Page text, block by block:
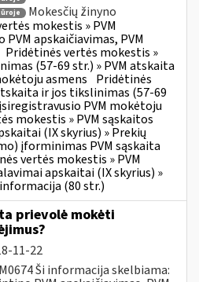
Mokesčių žinyno
mokestis » PVM
apskaičiavimas, PVM
Pridėtinės vertės mokestis »
(57-69 str.) » PVM atskaita
asmens Pridėtinės
ir jos tikslinimas (57-69
PVM mokėtoju
mokestis » PVM sąskaitos
(IX skyrius) » Prekių
įforminimas PVM sąskaita
vertės mokestis » PVM
apskaitai (IX skyrius) »
(80 str.)
prievolė mokėti
11-22
Ši informacija skelbiama: